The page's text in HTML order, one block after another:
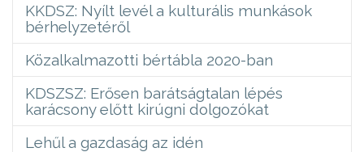
KKDSZ: Nyílt levél a kulturális munkások
bérhelyzetéről
Közalkalmazotti bértábla 2020-ban
KDSZSZ: Erősen barátságtalan lépés
karácsony előtt kirúgni dolgozókat
Lehűl a gazdaság az idén